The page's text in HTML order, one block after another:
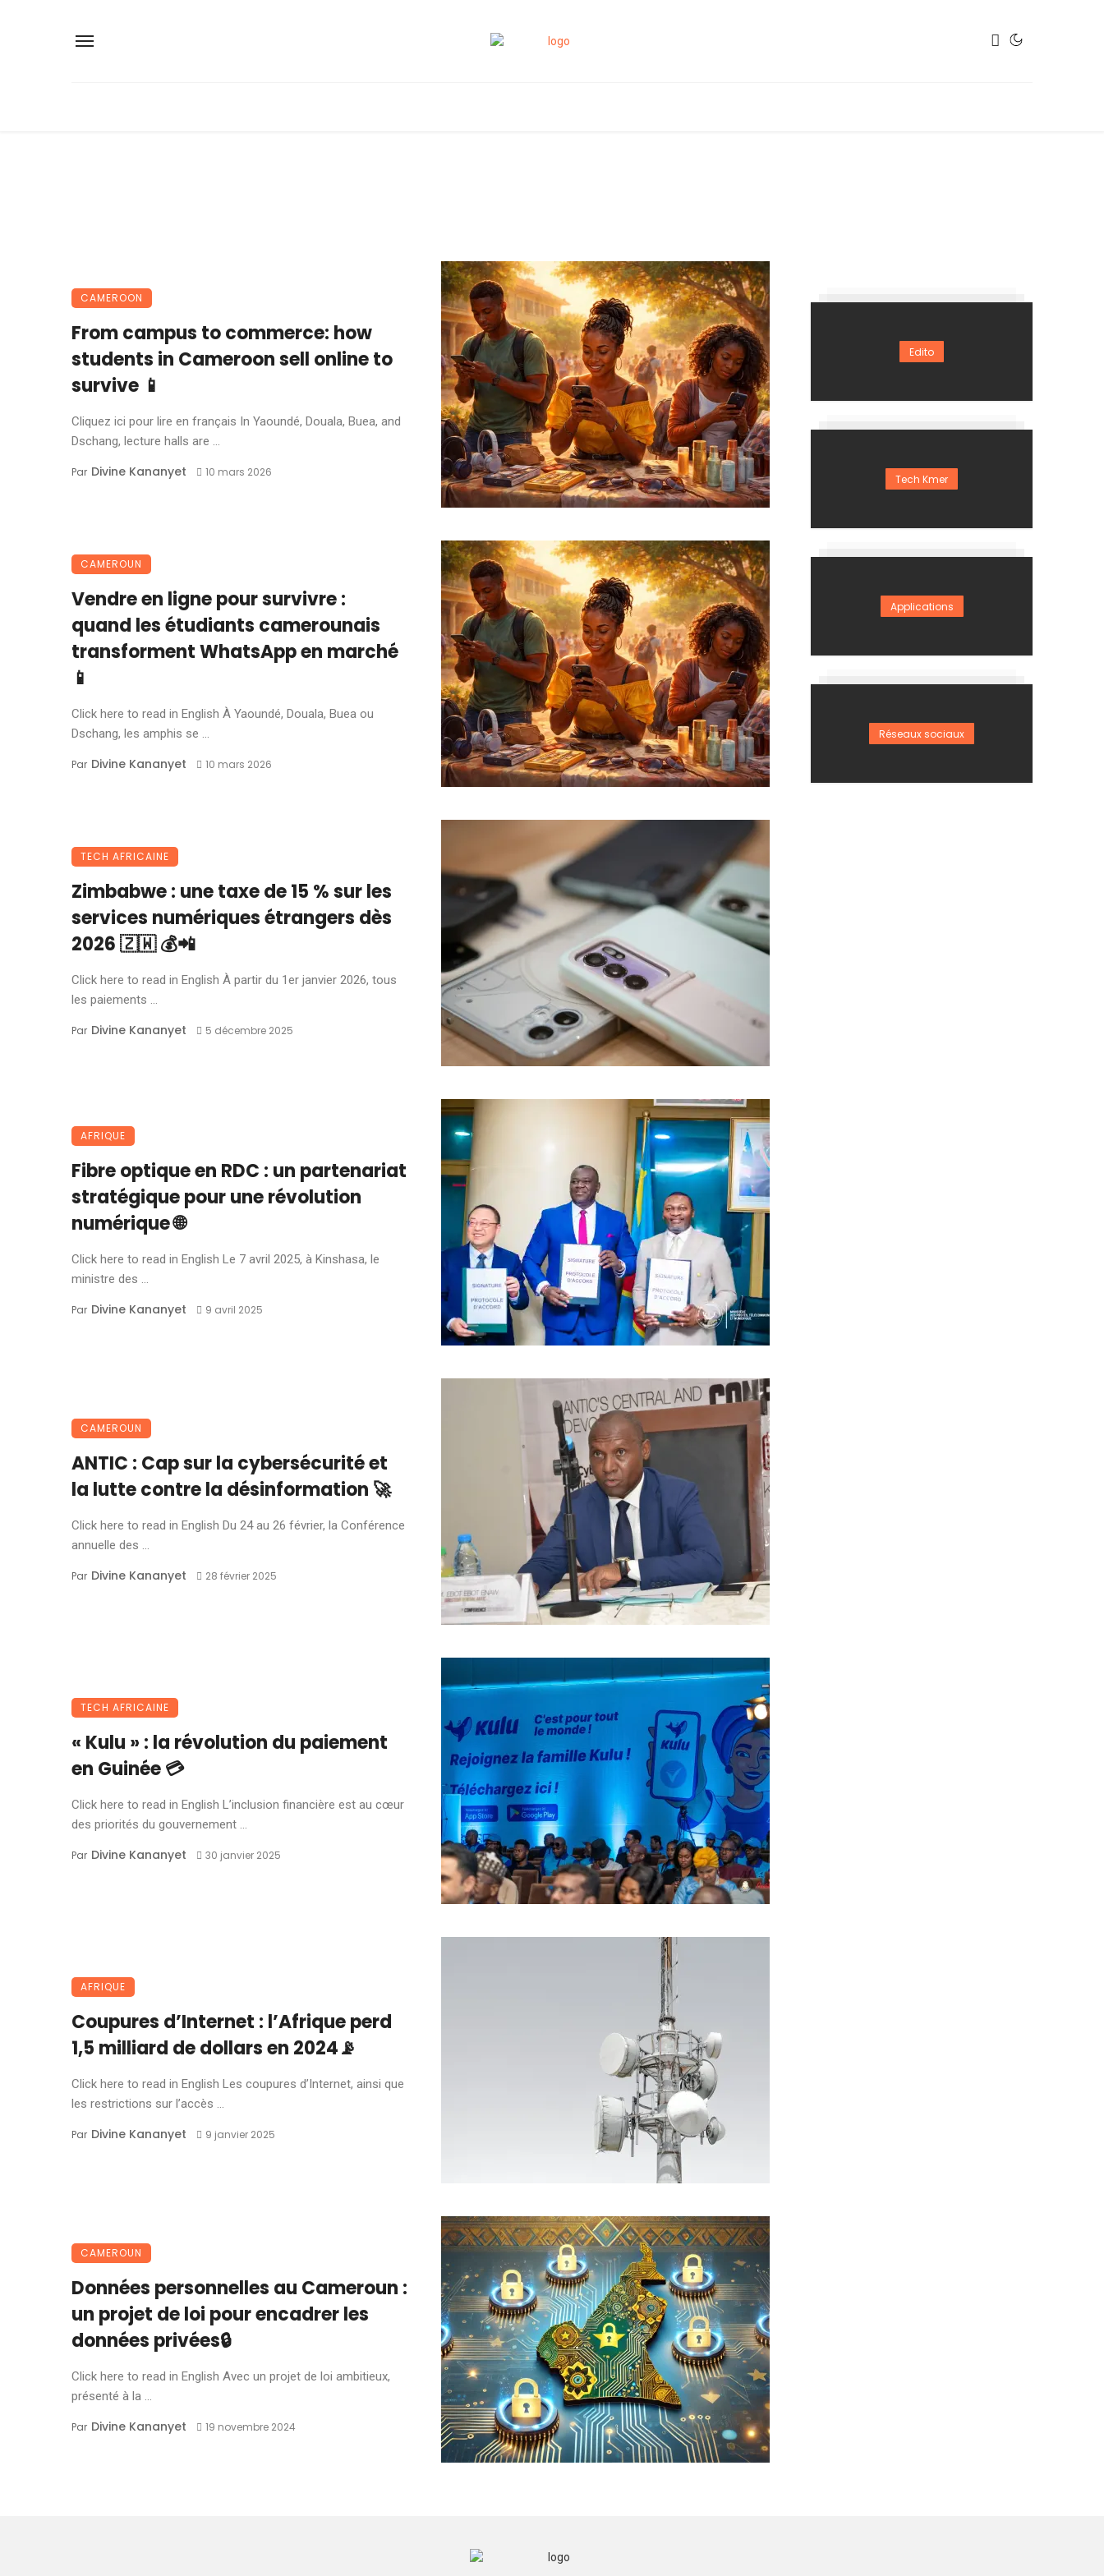
CAMEROON
From campus to commerce: how
students in Cameroon sell online to
survive 📱
Cliquez ici pour lire en français In Yaoundé, Douala, Buea, and
Dschang, lecture halls are ...
Par Divine Kananyet 10 mars 2026
CAMEROUN
Vendre en ligne pour survivre :
quand les étudiants camerounais
transforment WhatsApp en marché
📱
Click here to read in English À Yaoundé, Douala, Buea ou
Dschang, les amphis se ...
Par Divine Kananyet 10 mars 2026
TECH AFRICAINE
Zimbabwe : une taxe de 15 % sur les
services numériques étrangers dès
2026 🇿🇼 💰📲
Click here to read in English À partir du 1er janvier 2026, tous
les paiements ...
Par Divine Kananyet 5 décembre 2025
AFRIQUE
Fibre optique en RDC : un partenariat
stratégique pour une révolution
numérique 🌐
Click here to read in English Le 7 avril 2025, à Kinshasa, le
ministre des ...
Par Divine Kananyet 9 avril 2025
CAMEROUN
ANTIC : Cap sur la cybersécurité et
la lutte contre la désinformation 🚀
Click here to read in English Du 24 au 26 février, la Conférence
annuelle des ...
Par Divine Kananyet 28 février 2025
TECH AFRICAINE
« Kulu » : la révolution du paiement
en Guinée 💳
Click here to read in English L’inclusion financière est au cœur
des priorités du gouvernement ...
Par Divine Kananyet 30 janvier 2025
AFRIQUE
Coupures d’Internet : l’Afrique perd
1,5 milliard de dollars en 2024📡
Click here to read in English Les coupures d’Internet, ainsi que
les restrictions sur l’accès ...
Par Divine Kananyet 9 janvier 2025
CAMEROUN
Données personnelles au Cameroun :
un projet de loi pour encadrer les
données privées🔒
Click here to read in English Avec un projet de loi ambitieux,
présenté à la ...
Par Divine Kananyet 19 novembre 2024
Edito
Tech Kmer
Applications
Réseaux sociaux